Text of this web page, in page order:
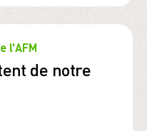
l'AFM
de notre